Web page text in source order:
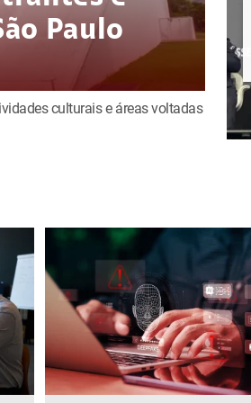
Paulo
culturais e áreas voltadas